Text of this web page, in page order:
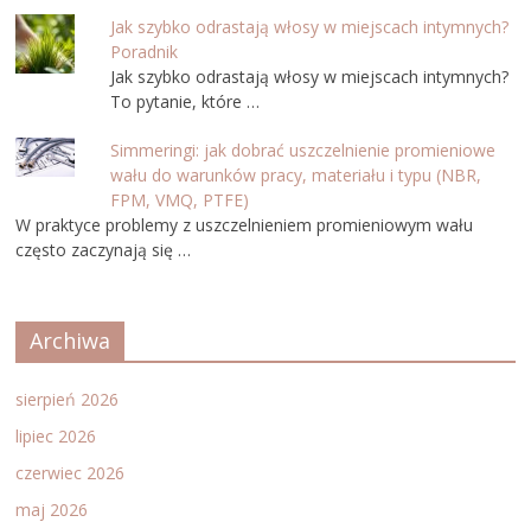
Jak szybko odrastają włosy w miejscach intymnych?
Poradnik
Jak szybko odrastają włosy w miejscach intymnych?
To pytanie, które …
Simmeringi: jak dobrać uszczelnienie promieniowe
wału do warunków pracy, materiału i typu (NBR,
FPM, VMQ, PTFE)
W praktyce problemy z uszczelnieniem promieniowym wału
często zaczynają się …
Archiwa
sierpień 2026
lipiec 2026
czerwiec 2026
maj 2026